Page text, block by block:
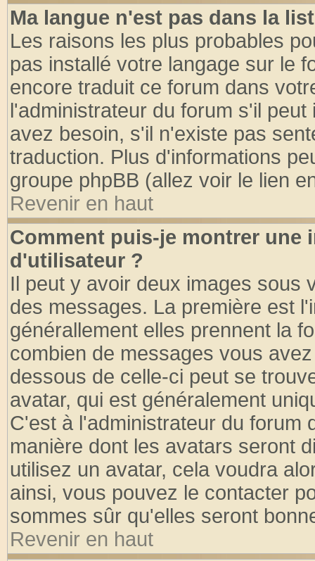
Ma langue n'est pas dans la
Les raisons les plus probables
pas installé votre langage sur le
encore traduit ce forum dans
l'administrateur du forum s'il
avez besoin, s'il n'existe pas
traduction. Plus d'informations
groupe phpBB (allez voir le lien
Revenir en haut
Comment puis-je montrer une
d'utilisateur ?
Il peut y avoir deux images sous
des messages. La première est
générallement elles prennent la
combien de messages vous
dessous de celle-ci peut se
avatar, qui est généralement
C'est à l'administrateur du forum
manière dont les avatars seront
utilisez un avatar, cela voudra
ainsi, vous pouvez le contacter
sommes sûr qu'elles seront
Revenir en haut